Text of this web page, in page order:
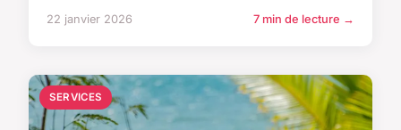
22 janvier 2026 7 min de lecture →
SERVICES